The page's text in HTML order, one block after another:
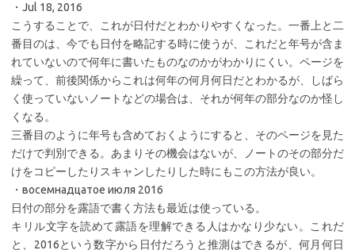
・Jul 18, 2016
こうすることで、これが日付だとわかりやすくなった。一番上と二
番目のは、今でも日付を略記する時に使うが、これだと年号が含ま
れていないので何年に書いたものなのかがわかりにくい。ページを
繰って、前後関係からこれは何年の何月何日だとわかるが、しばら
く使っていないノートなどの場合は、それが何年の部分なのか怪し
くなる。
三番目のように年号も含めておくようにすると、そのページを見た
だけで判別できる。あまりその機会はないが、ノートのその部分だ
けをコピーしたりスキャンしたりした時にもこの方法が良い。
・восемнадцатое июля 2016
日付の部分を露語で書く方法も最近は使っている。
キリル文字を読めて露語を理解できる人はかなり少ない。これだ
と、2016という数字から日付だろうと推測はできるが、何月何日